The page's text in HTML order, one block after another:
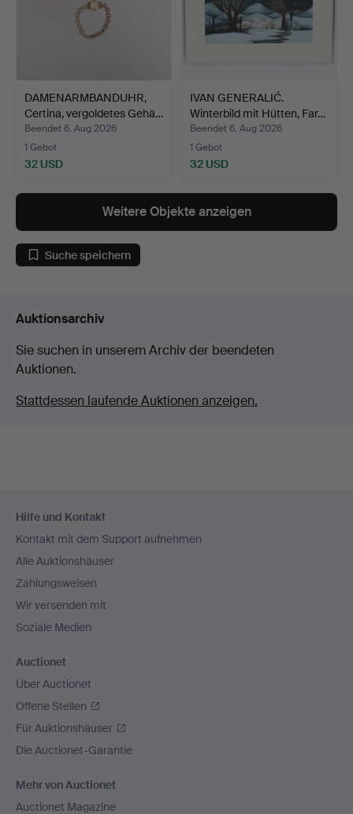
DAMENARMBANDUHR,
Certina, vergoldetes Gehä…
Beendet 6. Aug 2026
1 Gebot
32 USD
IVAN GENERALIĆ.
Winterbild mit Hütten, Far…
Beendet 6. Aug 2026
1 Gebot
32 USD
Weitere Objekte anzeigen
Suche speichern
Auktionsarchiv
Sie suchen in unserem Archiv der beendeten
Auktionen.
Stattdessen laufende Auktionen anzeigen.
Navigation
Hilfe und Kontakt
Kontakt mit dem Support aufnehmen
Alle Auktionshäuser
Zahlungsweisen
Wir versenden mit
Soziale Medien
Auctionet
Über Auctionet
Offene Stellen
Für Auktionshäuser
Die Auctionet-Garantie
Mehr von Auctionet
Auctionet Magazine